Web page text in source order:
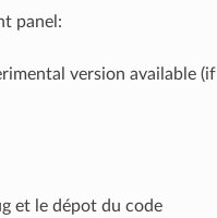
panel:
version available (if
et le dépot du code